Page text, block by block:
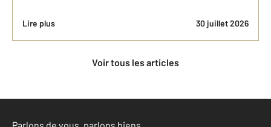
Lire plus 30 juillet 2026
Voir tous les articles